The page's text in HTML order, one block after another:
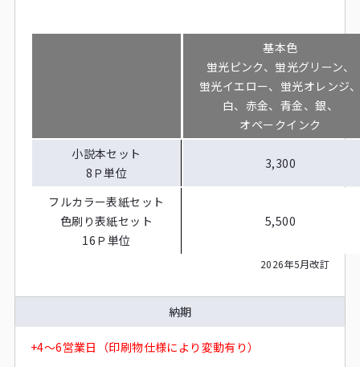
基本色
蛍光ピンク、蛍光グリーン、
蛍光イエロー、蛍光オレンジ
白、赤金、青金、銀、
オペークインク
小説本セット
8Ｐ単位
3,300
フルカラー表紙セット
色刷り表紙セット
16Ｐ単位
5,500
2026年5月改訂
納期
+4～6営業日（印刷物仕様により変動有り）